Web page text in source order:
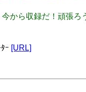
から収録だ！頑張
ｰ [URL]